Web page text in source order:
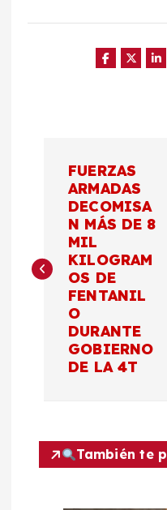
e
ó
FUERZAS
ARMADAS
DECOMISA
N MÁS DE 8
MIL
KILOGRAM
OS DE
FENTANIL
O
DURANTE
GOBIERNO
DE LA 4T
También te